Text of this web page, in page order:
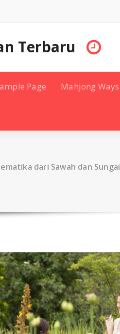
Terbaru
Page Mahjong
dari Sawah dan Sungai